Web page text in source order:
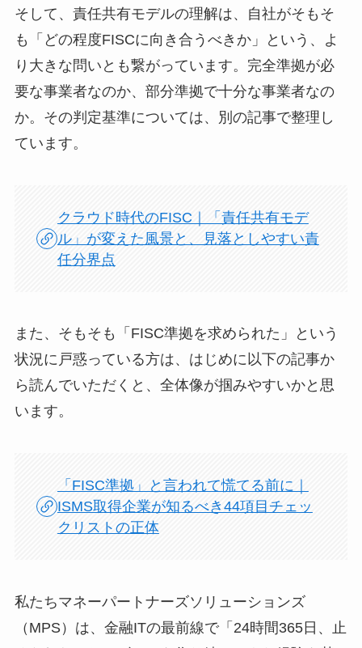
そして、責任共有モデルの理解は、自社がそもそ
も「どの程度FISCに向き合うべきか」という、よ
り大きな問いとも繋がっています。完全準拠が必
要な事業者なのか、部分準拠で十分な事業者なの
か。その判定基準については、別の記事で整理し
ています。
クラウド時代のFISC｜「責任共有モデ
ル」が変えた風景と、見落としやすい責
任分界点
また、そもそも「FISC準拠を求められた」という
状況に戸惑っている方は、はじめに以下の記事か
ら読んでいただくと、全体像が掴みやすいかと思
います。
「FISC準拠」と言われて慌てる前に｜
ISMS取得企業が知るべき44項目チェッ
クリストの正体
私たちマネーパートナーズソリューションズ
（MPS）は、金融ITの最前線で「24時間365日、止